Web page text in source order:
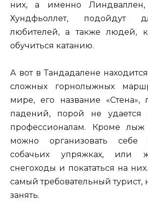
них, а именно Линдваллен,
Хундфьоллет, подойдут
любителей, а также людей,
обучиться катанию.
А вот в Тандадалене
сложных горнолыжных
мире, его название «Стена»,
падений, порой не
профессионалам. Кроме
можно организовать себе
собачьих упряжках, или
снегоходы и покататься на
самый требовательный турист,
занять.